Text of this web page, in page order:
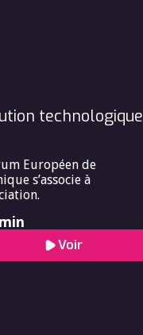
technologique
Européen de
s’associe à
Voir